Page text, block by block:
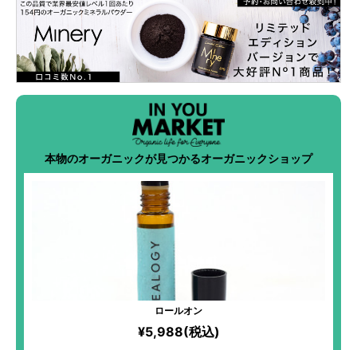
本物のオーガニックが見つかるオーガニックショップ
ロールオン
¥5,988(税込)